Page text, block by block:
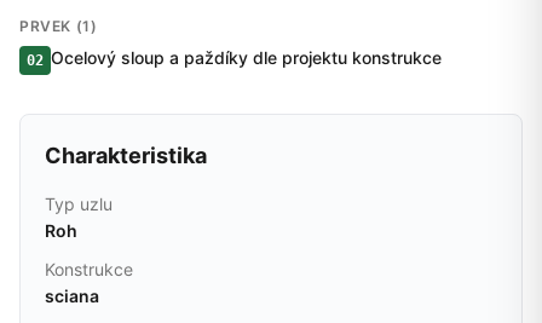
PRVEK (1)
02 Ocelový sloup a paždíky dle projektu konstrukce
Charakteristika
Typ uzlu
Roh
Konstrukce
sciana